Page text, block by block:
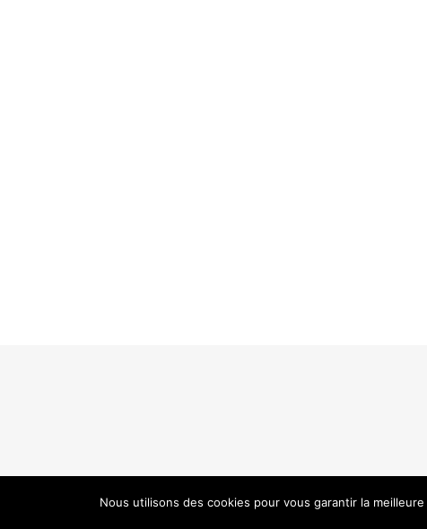
Nous utilisons des cookies pour vous garantir la